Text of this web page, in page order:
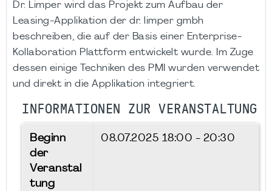
Dr. Limper wird das Projekt zum Aufbau der
Leasing-Applikation der dr. limper gmbh
beschreiben, die auf der Basis einer Enterprise-
Kollaboration Plattform entwickelt wurde. Im Zuge
dessen einige Techniken des PMI wurden verwendet
und direkt in die Applikation integriert.
INFORMATIONEN ZUR VERANSTALTUNG
Beginn
der
Veranstal
tung
08.07.2025 18:00 - 20:30